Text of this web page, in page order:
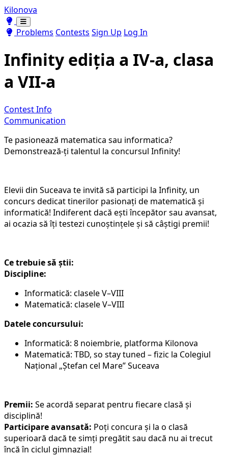
Kilonova
Toggle theme
Toggle theme
Problems Contests Sign Up Log In
Infinity ediția a IV-a, clasa
a VII-a
Contest Info
Communication
Te pasionează matematica sau informatica?
Demonstrează-ți talentul la concursul Infinity!
Elevii din Suceava te invită să participi la Infinity, un
concurs dedicat tinerilor pasionați de matematică și
informatică! Indiferent dacă ești începător sau avansat,
ai ocazia să îți testezi cunoștințele și să câștigi premii!
Ce trebuie să știi:
Discipline:
Informatică: clasele V–VIII
Matematică: clasele V–VIII
Datele concursului:
Informatică: 8 noiembrie, platforma Kilonova
Matematică: TBD, so stay tuned – fizic la Colegiul
Național „Ștefan cel Mare” Suceava
Premii: Se acordă separat pentru fiecare clasă și
disciplină!
Participare avansată: Poți concura și la o clasă
superioară dacă te simți pregătit sau dacă nu ai trecut
încă în ciclul gimnazial!